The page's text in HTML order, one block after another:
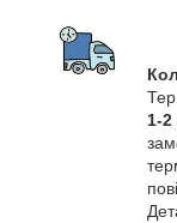
1-2